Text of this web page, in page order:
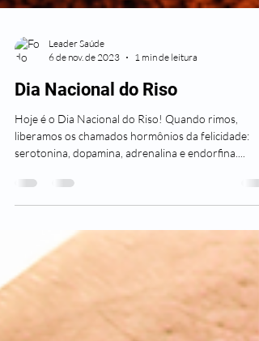
6 de nov. de 2023
1 min de leitura
Dia Nacional do Riso
Hoje é o Dia Nacional do Riso! Quando rimos,
serotonina, dopamina, adrenalina e endorfina....